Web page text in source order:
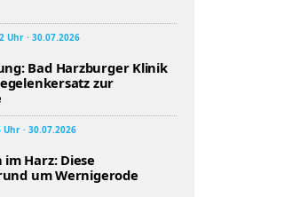
Uhr · 30.07.2026
Bad Harzburger Klinik
zur
· 30.07.2026
Harz: Diese
um Wernigerode